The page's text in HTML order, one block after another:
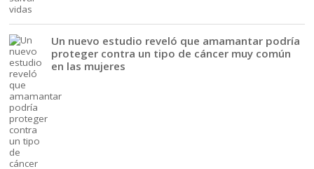
Un nuevo estudio reveló que amamantar podría
proteger contra un tipo de cáncer muy común
en las mujeres